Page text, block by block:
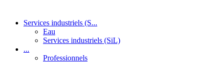
Services industriels (S...
Eau
Services industriels (SiL)
...
Professionnels